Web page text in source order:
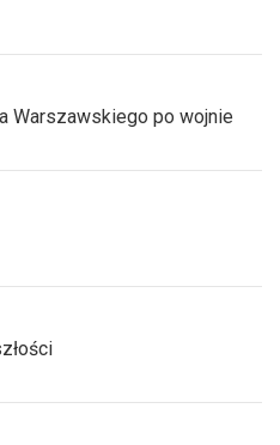
Warszawskiego po wojnie